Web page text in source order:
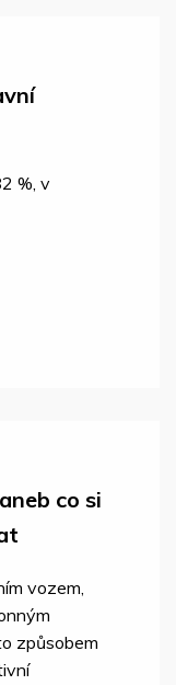
%, v
co si
vozem,
způsobem